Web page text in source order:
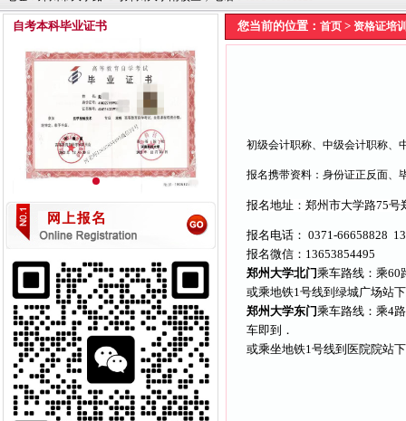
自考本科毕业证书 您当前的位置： 首页> 资格证培
初级会计职称、中级会计职称、
报名携带资料：身份证正反面、
报名地址：郑州市大学路75号
报名电话： 0371-66658828
报名微信：13653854495
郑州大学北门乘车路线：乘60
或乘地铁1号线到绿城广场站
郑州大学东门乘车路线：乘4
车即到．
或乘坐地铁1号线到医院院站